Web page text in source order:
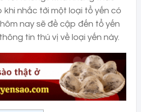
nhắc tới một loại tổ yến có
nay sẽ đề cập đến tổ yến
tin thú vị về loại yến này.